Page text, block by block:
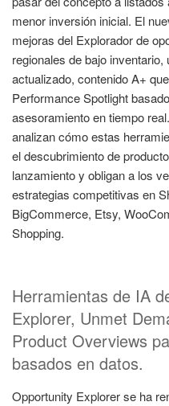
menor inversión inicial. El
mejoras del Explorador de
regionales de bajo
actualizado, contenido A+
Performance Spotlight
asesoramiento en tiempo
analizan cómo estas
el descubrimiento de
lanzamiento y obligan a los
estrategias competitivas en
BigCommerce, Etsy,
Shopping.
Herramientas de IA
Explorer, Unmet
Product Overviews
basados en datos.
Opportunity Explorer se ha